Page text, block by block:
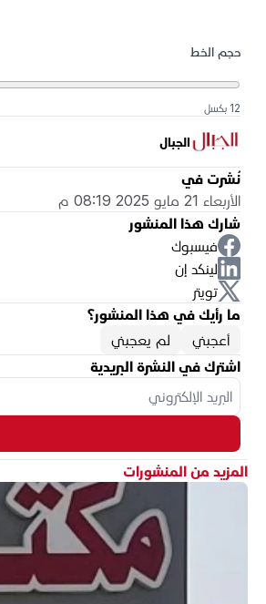
حجم الخط
12 بكسل
الجبال
نُشرت في
الأربعاء 21 مايو 2025 08:19 م
شارك هذا المنشور
فيسبوك
لينكد إن
تويتر
ما رأيك في هذا المنشور؟
أعجبني
لم يعجبني
اشترك في النشرة البريدية
المزيد من المنشورات